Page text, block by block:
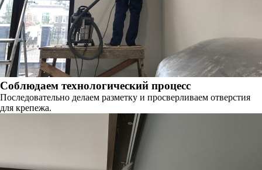
Соблюдаем технологический процесс
Последовательно делаем разметку и просверливаем отверстия
для крепежа.